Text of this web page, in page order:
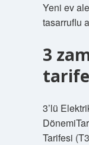
Yeni ev
tasarruflu
3
3’lü
Tarifesi